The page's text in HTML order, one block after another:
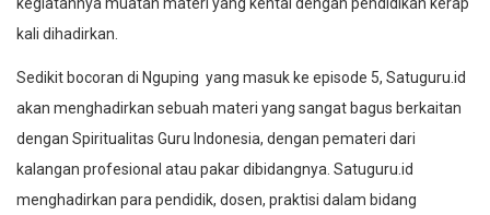
kali dihadirkan.
Sedikit bocoran di Nguping yang masuk ke episode 5, Satuguru.id
akan menghadirkan sebuah materi yang sangat bagus berkaitan
dengan Spiritualitas Guru Indonesia, dengan pemateri dari
kalangan profesional atau pakar dibidangnya. Satuguru.id
menghadirkan para pendidik, dosen, praktisi dalam bidang